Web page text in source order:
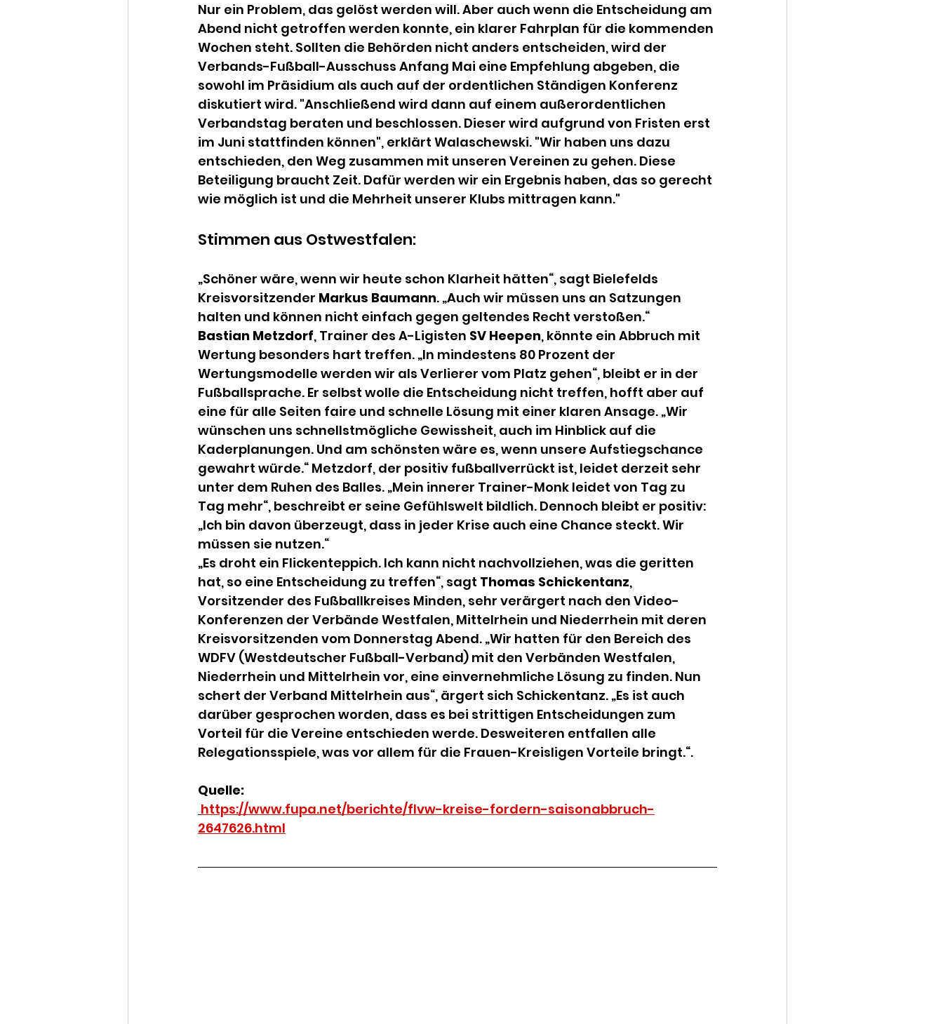
Nur ein Problem, das gelöst werden will. Aber auch wenn die Entscheidung am
Abend nicht getroffen werden konnte, ein klarer Fahrplan für die kommenden
Wochen steht. Sollten die Behörden nicht anders entscheiden, wird der
Verbands-Fußball-Ausschuss Anfang Mai eine Empfehlung abgeben, die
sowohl im Präsidium als auch auf der ordentlichen Ständigen Konferenz
diskutiert wird. "Anschließend wird dann auf einem außerordentlichen
Verbandstag beraten und beschlossen. Dieser wird aufgrund von Fristen erst
im Juni stattfinden können", erklärt Walaschewski. "Wir haben uns dazu
entschieden, den Weg zusammen mit unseren Vereinen zu gehen. Diese
Beteiligung braucht Zeit. Dafür werden wir ein Ergebnis haben, das so gerecht
wie möglich ist und die Mehrheit unserer Klubs mittragen kann."
Stimmen aus Ostwestfalen:
„Schöner wäre, wenn wir heute schon Klarheit hätten“, sagt Bielefelds
Kreisvorsitzender Markus Baumann. „Auch wir müssen uns an Satzungen
halten und können nicht einfach gegen geltendes Recht verstoßen.“
Bastian Metzdorf, Trainer des A-Ligisten SV Heepen, könnte ein Abbruch mit
Wertung besonders hart treffen. „In mindestens 80 Prozent der
Wertungsmodelle werden wir als Verlierer vom Platz gehen“, bleibt er in der
Fußballsprache. Er selbst wolle die Entscheidung nicht treffen, hofft aber auf
eine für alle Seiten faire und schnelle Lösung mit einer klaren Ansage. „Wir
wünschen uns schnellstmögliche Gewissheit, auch im Hinblick auf die
Kaderplanungen. Und am schönsten wäre es, wenn unsere Aufstiegschance
gewahrt würde.“ Metzdorf, der positiv fußballverrückt ist, leidet derzeit sehr
unter dem Ruhen des Balles. „Mein innerer Trainer-Monk leidet von Tag zu
Tag mehr“, beschreibt er seine Gefühlswelt bildlich. Dennoch bleibt er positiv:
„Ich bin davon überzeugt, dass in jeder Krise auch eine Chance steckt. Wir
müssen sie nutzen.“
„Es droht ein Flickenteppich. Ich kann nicht nachvollziehen, was die geritten
hat, so eine Entscheidung zu treffen“, sagt Thomas Schickentanz,
Vorsitzender des Fußballkreises Minden, sehr verärgert nach den Video-
Konferenzen der Verbände Westfalen, Mittelrhein und Niederrhein mit deren
Kreisvorsitzenden vom Donnerstag Abend. „Wir hatten für den Bereich des
WDFV (Westdeutscher Fußball-Verband) mit den Verbänden Westfalen,
Niederrhein und Mittelrhein vor, eine einvernehmliche Lösung zu finden. Nun
schert der Verband Mittelrhein aus“, ärgert sich Schickentanz. „Es ist auch
darüber gesprochen worden, dass es bei strittigen Entscheidungen zum
Vorteil für die Vereine entschieden werde. Desweiteren entfallen alle
Relegationsspiele, was vor allem für die Frauen-Kreisligen Vorteile bringt.“.
Quelle:
https://www.fupa.net/berichte/flvw-kreise-fordern-saisonabbruch-
2647626.html